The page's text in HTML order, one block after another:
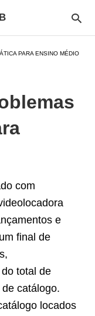
PARA ENSINO MÉDIO
com
e
final de
total de
catálogo.
locados